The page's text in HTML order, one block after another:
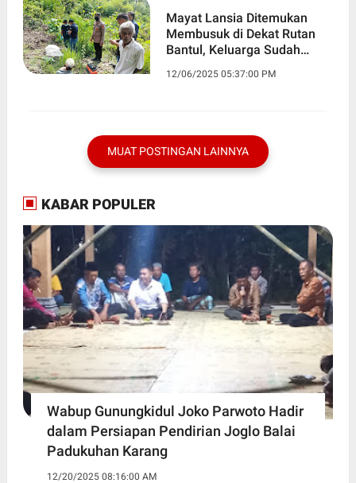
Mayat Lansia Ditemukan
Membusuk di Dekat Rutan
Bantul, Keluarga Sudah
12/06/2025 05:37:00 PM
MUAT POSTINGAN LAINNYA
KABAR POPULER
Wabup Gunungkidul Joko Parwoto Hadir
dalam Persiapan Pendirian Joglo Balai
Padukuhan Karang
12/20/2025 08:16:00 AM